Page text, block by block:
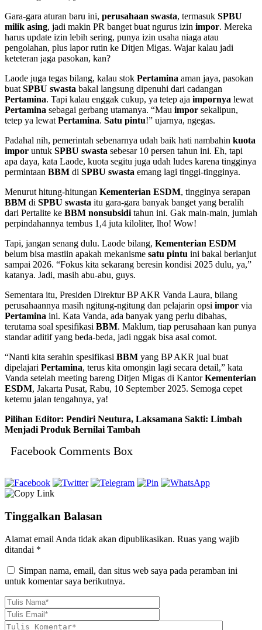
Gara-gara aturan baru ini, perusahaan swasta, termasuk SPBU
milik asing, jadi makin PR banget buat ngurus izin impor. Mereka
harus update izin lebih sering, punya izin usaha niaga atau
pengolahan, plus lapor rutin ke Ditjen Migas. Wajar kalau jadi
keteteran jaga pasokan, kan?
Laode juga tegas bilang, kalau stok Pertamina aman jaya, pasokan
buat SPBU swasta bakal langsung dipenuhi dari cadangan
Pertamina. Tapi kalau enggak cukup, ya tetep aja impornya lewat
Pertamina sebagai gerbang utamanya. “Mau impor sekalipun,
tetep ya lewat Pertamina. Satu pintu!” ujarnya, ngegas.
Padahal nih, pemerintah sebenarnya udah baik hati nambahin kuota
impor untuk SPBU swasta sebesar 10 persen tahun ini. Eh, tapi
apa daya, kata Laode, kuota segitu juga udah ludes karena tingginya
permintaan BBM di SPBU swasta emang lagi tinggi-tingginya.
Menurut hitung-hitungan Kementerian ESDM, tingginya serapan
BBM di SPBU swasta itu gara-gara banyak banget yang beralih
dari Pertalite ke BBM nonsubsidi tahun ini. Gak main-main, jumlah
perpindahannya tembus 1,4 juta kiloliter, lho! Wow!
Tapi, jangan senang dulu. Laode bilang, Kementerian ESDM
belum bisa mastiin apakah mekanisme satu pintu ini bakal berlanjut
sampai 2026. “Fokus kita sekarang beresin kondisi 2025 dulu, ya,”
katanya. Jadi, masih abu-abu, guys.
Sementara itu, Presiden Direktur BP AKR Vanda Laura, bilang
perusahaannya masih ngitung-ngitung dan pelajarin opsi impor via
Pertamina ini. Kata Vanda, ada banyak yang perlu dibahas,
terutama soal spesifikasi BBM. Maklum, tiap perusahaan kan punya
standar aditif yang beda-beda, jadi nggak bisa asal comot.
“Nanti kita serahin spesifikasi BBM yang BP AKR jual buat
dipelajari Pertamina, terus kita omongin lagi secara detail,” kata
Vanda setelah meeting bareng Ditjen Migas di KantorKementerian
ESDM, Jakarta Pusat, Rabu, 10 September 2025. Semoga cepet
ketemu jalan tengahnya, ya!
Pilihan Editor: Pendiri Neutura, Laksamana Sakti: Limbah
Menjadi Produk Bernilai Tambah
Facebook Comments Box
Tinggalkan Balasan
Alamat email Anda tidak akan dipublikasikan. Ruas yang wajib
ditandai *
Simpan nama, email, dan situs web saya pada peramban ini
untuk komentar saya berikutnya.